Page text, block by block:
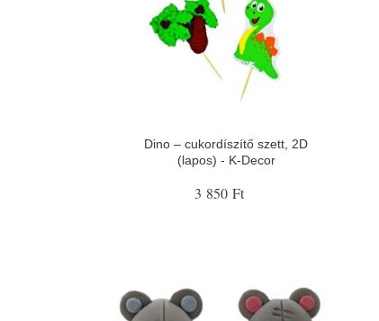
Dino – cukordíszítő szett, 2D
(lapos) - K-Decor
3 850 Ft